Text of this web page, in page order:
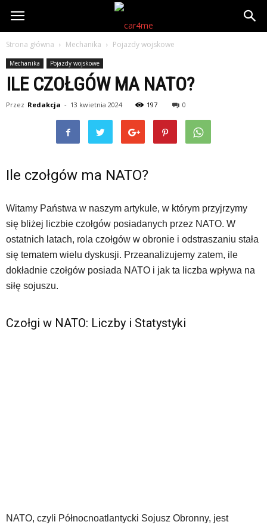
Strona główna Mechanika Pojazdy wojskowe
Mechanika Pojazdy wojskowe
ILE CZOŁGÓW MA NATO?
Przez Redakcja - 13 kwietnia 2024 197 0
Ile czołgów ma NATO?
Witamy Państwa w naszym artykule, w którym przyjrzymy
się bliżej liczbie czołgów posiadanych przez NATO. W
ostatnich latach, rola czołgów w obronie i odstraszaniu stała
się tematem wielu dyskusji. Przeanalizujemy zatem, ile
dokładnie czołgów posiada NATO i jak ta liczba wpływa na
siłę sojuszu.
Czołgi w NATO: Liczby i Statystyki
NATO, czyli Północnoatlantycki Sojusz Obronny, jest